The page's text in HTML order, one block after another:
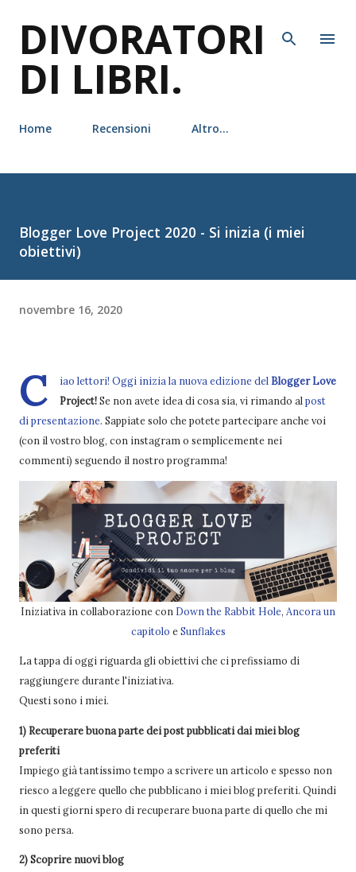
DIVORATORI
DI LIBRI.
Home Recensioni Altro…
Blogger Love Project 2020 - Si inizia (i miei
obiettivi)
novembre 16, 2020
C iao lettori! Oggi inizia la nuova edizione del Blogger Love
Project!Se non avete idea di cosa sia, vi rimando al post
di presentazione. Sappiate solo che potete partecipare anche voi
(con il vostro blog, con instagram o semplicemente nei
commenti) seguendo il nostro programma!
Iniziativa in collaborazione con Down the Rabbit Hole, Ancora un
capitolo eSunflakes
La tappa di oggi riguarda gli obiettivi che ci prefissiamo di
raggiungere durante l'iniziativa.
Questi sono i miei.
1) Recuperare buona parte dei post pubblicati dai miei blog
preferiti
Impiego già tantissimo tempo a scrivere un articolo e spesso non
riesco a leggere quello che pubblicano i miei blog preferiti. Quindi
in questi giorni spero di recuperare buona parte di quello che mi
sono persa.
2) Scoprire nuovi blog